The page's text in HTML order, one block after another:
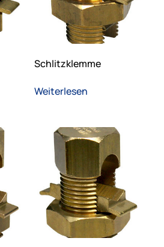
Schlitzklemme
Weiterlesen